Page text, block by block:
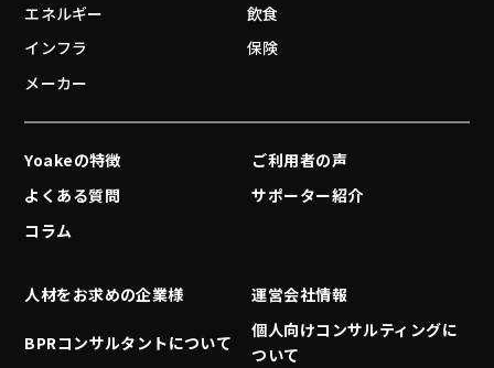
エネルギー
飲食
インフラ
保険
メーカー
Yoakeの特徴
ご利用者の声
よくある質問
サポーター紹介
コラム
人材をお求めの企業様 運営会社情報
BPRコンサルタントについて
個人向けコンサルティングに
ついて